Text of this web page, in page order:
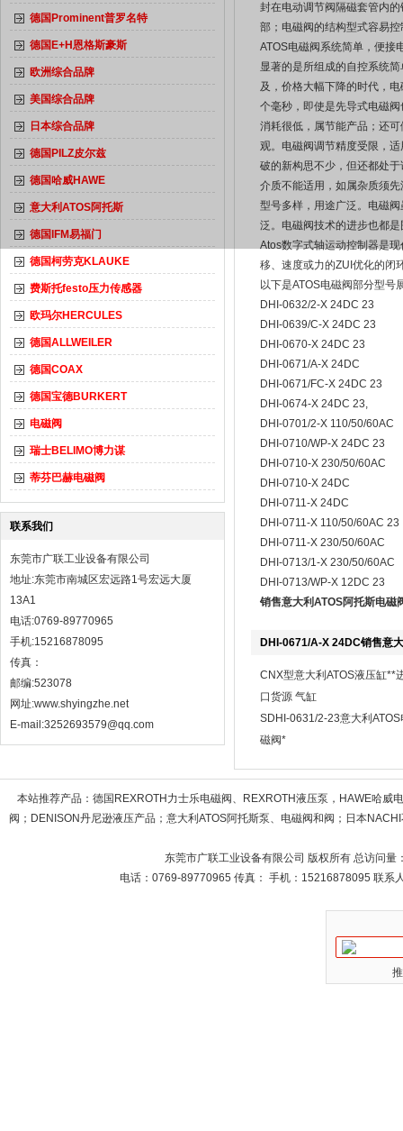
德国Prominent普罗名特
德国E+H恩格斯豪斯
欧洲综合品牌
美国综合品牌
日本综合品牌
德国PILZ皮尔兹
德国哈威HAWE
意大利ATOS阿托斯
德国IFM易福门
德国柯劳克KLAUKE
费斯托festo压力传感器
欧玛尔HERCULES
德国ALLWEILER
德国COAX
德国宝德BURKERT
电磁阀
瑞士BELIMO博力谋
蒂芬巴赫电磁阀
联系我们
东莞市广联工业设备有限公司
地址:东莞市南城区宏远路1号宏远大厦
13A1
电话:0769-89770965
手机:15216878095
传真：
邮编:523078
网址:www.shyingzhe.net
E-mail:3252693579@qq.com
封在电动调节阀隔磁套管内
部；电磁阀的结构型式容易
ATOS电磁阀系统简单，便接
显著的是所组成的自控系统
及，价格大幅下降的时代，
个毫秒，即使是先导式电磁
消耗很低，属节能产品；还
观。电磁阀调节精度受限，
破的新构思不少，但还都处
介质不能适用，如属杂质须
型号多样，用途广泛。电磁
泛。电磁阀技术的进步也都
Atos数字式轴运动控制器是
移、速度或力的ZUI 优化的闭
以下是ATOS电磁阀部分型号
DHI-0632/2-X 24DC 23
DHI-0639/C-X 24DC 23
DHI-0670-X 24DC 23
DHI-0671/A-X 24DC
DHI-0671/FC-X 24DC 23
DHI-0674-X 24DC 23,
DHI-0701/2-X 110/50/60AC
DHI-0710/WP-X 24DC 23
DHI-0710-X 230/50/60AC
DHI-0710-X 24DC
DHI-0711-X 24DC
DHI-0711-X 110/50/60AC 23
DHI-0711-X 230/50/60AC
DHI-0713/1-X 230/50/60AC
DHI-0713/WP-X 12DC 23
销售意大利ATOS阿托斯电磁
DHI-0671/A-X 24DC销售意
CNX型意大利ATOS液压缸**
口货源 气缸
SDHI-0631/2-23意大利ATOS
磁阀*
本站推荐产品： 德国REXROTH力士乐电磁阀、REXROTH液压泵，HAWE哈威
阀；DENISON丹尼逊液压产品；意大利ATOS阿托斯泵、电磁阀和阀；日本
东莞市广联工业设备有限公司 版权所有 总访问量
电话：0769-89770965 传真： 手机：15216878095 联系